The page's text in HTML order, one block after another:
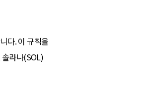
다. 이 규칙을
라나(SOL)